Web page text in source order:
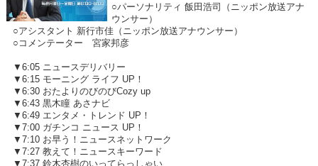
○パーソナリティ 飯田浩司（ニッポン放送アナ
ウンサー）
○アシスタント 新行市佳（ニッポン放送アナウンサー）
○コメンテーター 宮家邦彦
▼6:05 ニュースデリバリー
▼6:15 モーニング ライフ UP！
▼6:30 おたよりのびのびCozy up
▼6:43 黒木瞳 あさナビ
▼6:49 エンタメ・トレンド UP！
▼7:00 ガチンコ ニュース UP！
▼7:10 お早う！ニュースネットワーク
▼7:27 教えて！ニュースキーワード
▼7:37 鈴木杏樹のいってらっしゃい